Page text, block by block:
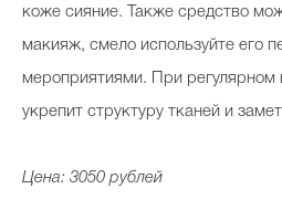
коже сияние. Также средство
макияж, смело используйте его
мероприятиями. При регулярном
укрепит структуру тканей и
Цена: 3050 рублей